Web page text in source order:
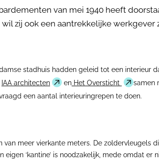
van mei 1940 heeft
zij ook een aantrekkelijke werkgever
stadhuis hadden geleid tot een interieur
IAA architecten en Het Oversticht
samen
een aantal interieuringrepen te doen.
meer vierkante meters. De zoldervleugels
‘kantine’ is noodzakelijk, mede omdat er